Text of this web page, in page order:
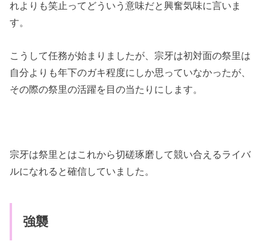
れよりも笑止ってどういう意味だと興奮気味に言いま
す。
こうして任務が始まりましたが、宗牙は初対面の祭里は
自分よりも年下のガキ程度にしか思っていなかったが、
その際の祭里の活躍を目の当たりにします。
宗牙は祭里とはこれから切磋琢磨して競い合えるライバ
ルになれると確信していました。
強襲